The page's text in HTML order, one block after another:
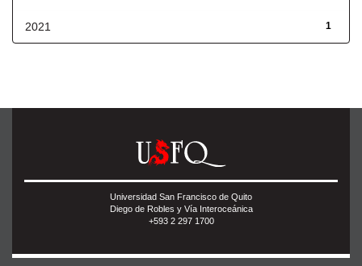
1
2021
Universidad San Francisco de Quito
Diego de Robles y Vía Interoceánica
+593 2 297 1700